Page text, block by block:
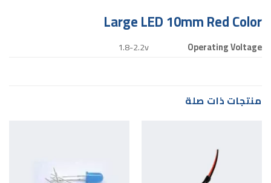
Large LED 10mm Red Color
Operating Voltage
1.8-2.2v
منتجات ذات صلة